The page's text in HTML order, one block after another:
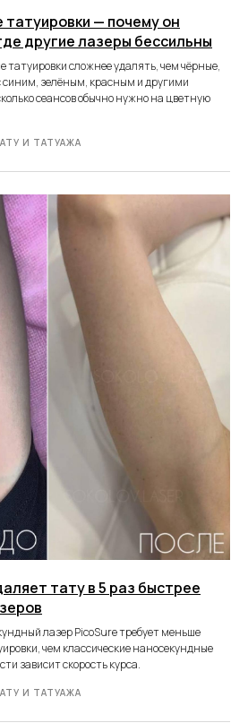
татуировки — почему он
другие лазеры бессильны
татуировки сложнее удалять, чем чёрные,
синим, зелёным, красным и другими
сеансов обычно нужно на цветную
И ТАТУАЖА
тату в 5 раз быстрее
лазер PicoSure требует меньше
чем классические наносекундные
зависит скорость курса.
И ТАТУАЖА